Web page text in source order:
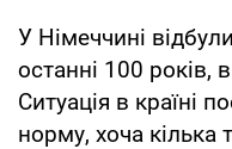
У Німеччині
останні 100 років,
Ситуація в країні
норму, хоча кілька